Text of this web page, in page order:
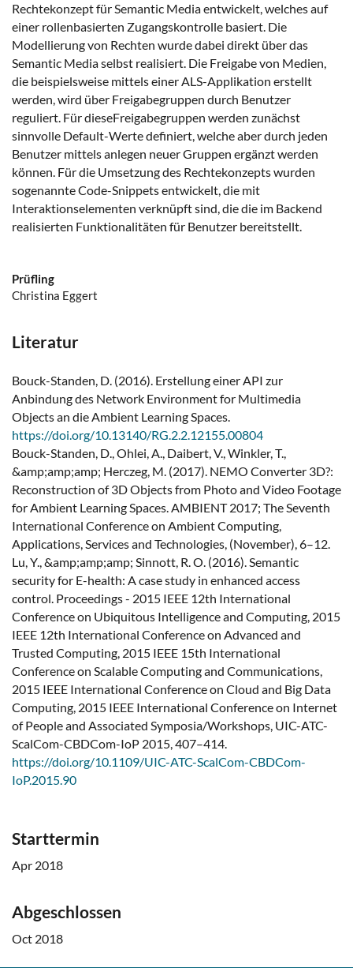
Rechtekonzept für Semantic Media entwickelt, welches auf
einer rollenbasierten Zugangskontrolle basiert. Die
Modellierung von Rechten wurde dabei direkt über das
Semantic Media selbst realisiert. Die Freigabe von Medien,
die beispielsweise mittels einer ALS-Applikation erstellt
werden, wird über Freigabegruppen durch Benutzer
reguliert. Für dieseFreigabegruppen werden zunächst
sinnvolle Default-Werte definiert, welche aber durch jeden
Benutzer mittels anlegen neuer Gruppen ergänzt werden
können. Für die Umsetzung des Rechtekonzepts wurden
sogenannte Code-Snippets entwickelt, die mit
Interaktionselementen verknüpft sind, die die im Backend
realisierten Funktionalitäten für Benutzer bereitstellt.
Prüfling
Christina Eggert
Literatur
Bouck-Standen, D. (2016). Erstellung einer API zur
Anbindung des Network Environment for Multimedia
Objects an die Ambient Learning Spaces.
https://doi.org/10.13140/RG.2.2.12155.00804
Bouck-Standen, D., Ohlei, A., Daibert, V., Winkler, T.,
&amp;amp;amp; Herczeg, M. (2017). NEMO Converter 3D?:
Reconstruction of 3D Objects from Photo and Video Footage
for Ambient Learning Spaces. AMBIENT 2017; The Seventh
International Conference on Ambient Computing,
Applications, Services and Technologies, (November), 6–12.
Lu, Y., &amp;amp;amp; Sinnott, R. O. (2016). Semantic
security for E-health: A case study in enhanced access
control. Proceedings - 2015 IEEE 12th International
Conference on Ubiquitous Intelligence and Computing, 2015
IEEE 12th International Conference on Advanced and
Trusted Computing, 2015 IEEE 15th International
Conference on Scalable Computing and Communications,
2015 IEEE International Conference on Cloud and Big Data
Computing, 2015 IEEE International Conference on Internet
of People and Associated Symposia/Workshops, UIC-ATC-
ScalCom-CBDCom-IoP 2015, 407–414.
https://doi.org/10.1109/UIC-ATC-ScalCom-CBDCom-
IoP.2015.90
Starttermin
Apr 2018
Abgeschlossen
Oct 2018